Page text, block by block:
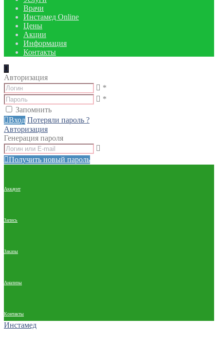
Врачи
Инстамед Online
Цены
Акции
Информация
Контакты
Авторизация
*
*
Запомнить
Вход Потеряли пароль ?
Авторизация
Генерация пароля
Получить новый пароль
Аккаунт
Запись
Заказы
Анализы
Контакты
Инстамед